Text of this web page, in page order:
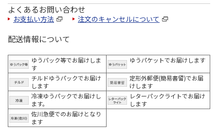
よくあるお問い合わせ
お支払い方法 注文のキャンセルについて
配送情報について
ゆうパック等でお届けしま
す
ゆうパケットでお届けします
チルドゆうパックでお届け
します
定形外郵便(簡易書留)でお届
けします
冷凍ゆうパックでお届けし
ます。
レターパックライトでお届け
します
佐川急便でのお届けとなり
ます